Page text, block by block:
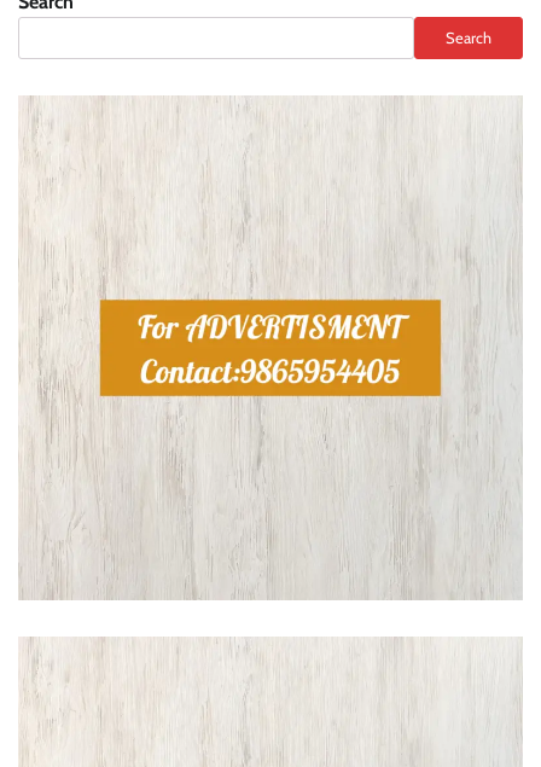
Search